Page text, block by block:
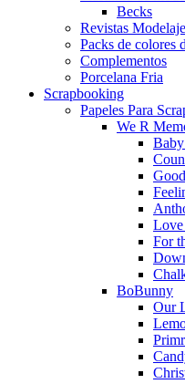
Becks
Revistas Modelaje
Packs de colores
Complementos
Porcelana Fria
Scrapbooking
Papeles Para
We R
Love
For
BoBunny
Our